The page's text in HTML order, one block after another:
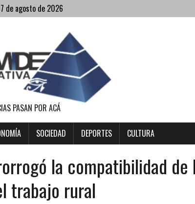
de agosto de 2026
PASAN POR ACÁ
SOCIEDAD DEPORTES CULTURA
la compatibilidad de
trabajo rural